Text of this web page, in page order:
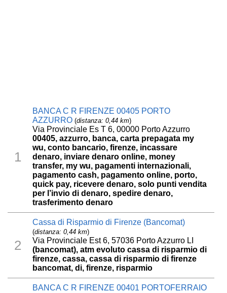
1
BANCA C R FIRENZE 00405 PORTO
AZZURRO (distanza: 0,44 km)
Via Provinciale Es T 6, 00000 Porto Azzurro
00405, azzurro, banca, carta prepagata my
wu, conto bancario, firenze, incassare
denaro, inviare denaro online, money
transfer, my wu, pagamenti internazionali,
pagamento cash, pagamento online, porto,
quick pay, ricevere denaro, solo punti vendita
per l’invio di denaro, spedire denaro,
trasferimento denaro
2
Cassa di Risparmio di Firenze (Bancomat)
(distanza: 0,44 km)
Via Provinciale Est 6, 57036 Porto Azzurro LI
(bancomat), atm evoluto cassa di risparmio di
firenze, cassa, cassa di risparmio di firenze
bancomat, di, firenze, risparmio
BANCA C R FIRENZE 00401 PORTOFERRAIO